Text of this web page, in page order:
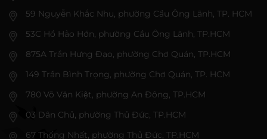
59 Nguyễn Khắc Nhu, phường Cầu Ông Lãnh, TP. HCM
53C Hồ Hảo Hớn, phường Cầu Ông Lãnh, TP.HCM
875A Trần Hưng Đạo, phường Chợ Quán, TP.HCM
149 Trần Bình Trọng, phường Chợ Quán, TP. HCM
780 Võ Văn Kiệt, phường An Đông, TP.HCM
03 Dân Chủ, phường Thủ Đức, TP.HCM
67 Thống Nhất, phường Thủ Đức, TP.HCM